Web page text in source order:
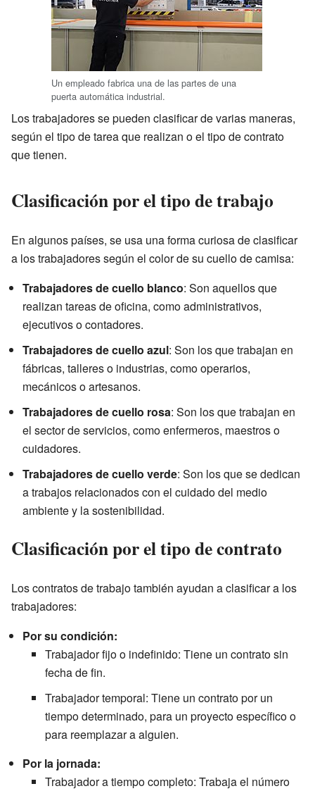
Un empleado fabrica una de las partes de una
puerta automática industrial.
Los trabajadores se pueden clasificar de varias maneras,
según el tipo de tarea que realizan o el tipo de contrato
que tienen.
Clasificación por el tipo de trabajo
En algunos países, se usa una forma curiosa de clasificar
a los trabajadores según el color de su cuello de camisa:
Trabajadores de cuello blanco: Son aquellos que
realizan tareas de oficina, como administrativos,
ejecutivos o contadores.
Trabajadores de cuello azul: Son los que trabajan en
fábricas, talleres o industrias, como operarios,
mecánicos o artesanos.
Trabajadores de cuello rosa: Son los que trabajan en
el sector de servicios, como enfermeros, maestros o
cuidadores.
Trabajadores de cuello verde: Son los que se dedican
a trabajos relacionados con el cuidado del medio
ambiente y la sostenibilidad.
Clasificación por el tipo de contrato
Los contratos de trabajo también ayudan a clasificar a los
trabajadores:
Por su condición:
Trabajador fijo o indefinido: Tiene un contrato sin
fecha de fin.
Trabajador temporal: Tiene un contrato por un
tiempo determinado, para un proyecto específico o
para reemplazar a alguien.
Por la jornada:
Trabajador a tiempo completo: Trabaja el número